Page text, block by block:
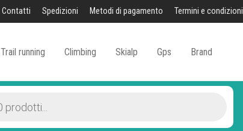
Contatti Spedizioni Metodi di pagamento Termini e condizioni
Trail running Climbing Skialp Gps Brand